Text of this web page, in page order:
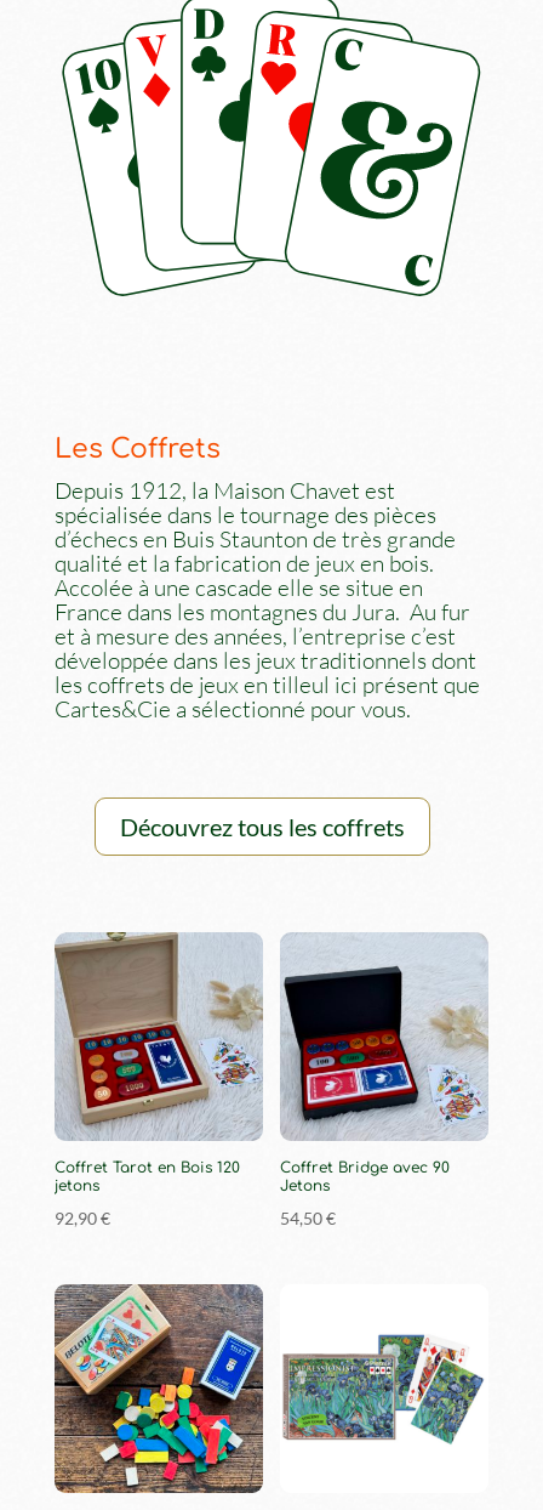
Les Coffrets
Depuis 1912, la Maison Chavet est
spécialisée dans le tournage des pièces
d’échecs en Buis Staunton de très grande
qualité et la fabrication de jeux en bois.
Accolée à une cascade elle se situe en
France dans les montagnes du Jura. Au fur
et à mesure des années, l’entreprise c’est
développée dans les jeux traditionnels dont
les coffrets de jeux en tilleul ici présent que
Cartes&Cie a sélectionné pour vous.
Découvrez tous les coffrets
Coffret Tarot en Bois 120
jetons
92,90€
Coffret Bridge avec 90
Jetons
54,50€